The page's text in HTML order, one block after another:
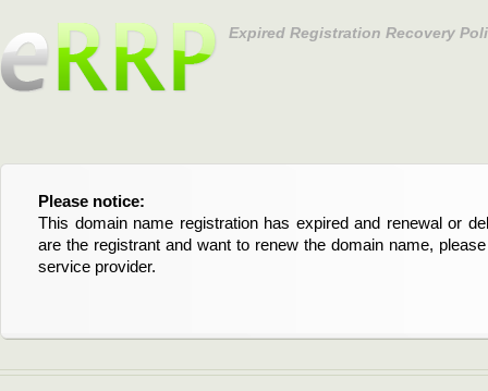
Expired Registration Recovery
Please notice:
This domain name registration has expired and renewal or
are the registrant and want to renew the domain name,
service provider.
Bitte beachten Sie:
Diese Domainregistrierung ist abgelaufen und die
Domain stehen an. Wenn Sie der Registrant sind und
verlängern möchten, kontaktieren Sie bitte Ihren Service-